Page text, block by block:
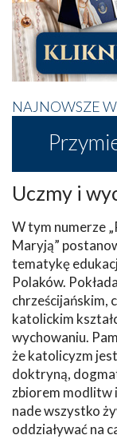
NAJNOWSZE
Uczmy i
W tym numerze
Maryją”
tematykę
Polaków.
chrześcijańskim,
katolickim
wychowaniu.
że katolicyzm
doktryną,
zbiorem modlitw
nade wszystko
oddziaływać na